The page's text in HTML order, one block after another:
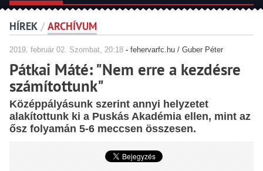
HÍREK / ARCHÍVUM
2019. február02. Szombat, 20:18- fehervarfc.hu / Guber Péter
Pátkai Máté: "Nem erre a kezdésre
számítottunk"
Középpályásunk szerint annyi helyzetet
alakítottunk ki a Puskás Akadémia ellen, mint az
ősz folyamán 5-6 meccsen összesen.